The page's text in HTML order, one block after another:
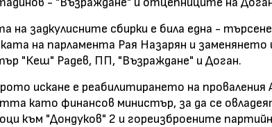
на задкулисните сбирки е била една -
на парламента Рая Назарян и заменянето ѝ
"Кеш" Радев, ПП, "Възраждане" и Доган.
искане е реабилитирането на
като финансов министър, за да се
към "Дондуков" 2 и гореизброените